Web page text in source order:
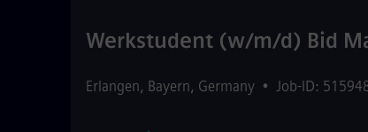
Werkstudent (w/m/d) Bid
Erlangen, Bayern, Germany • Job-ID: